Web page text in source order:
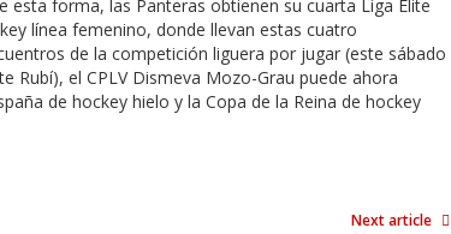
forma, las Panteras obtienen su cuarta Liga Elite
línea femenino, donde llevan estas cuatro
de la competición liguera por jugar (este sábado
Rubí), el CPLV Dismeva Mozo-Grau puede ahora
de hockey hielo y la Copa de la Reina de hockey
Next article